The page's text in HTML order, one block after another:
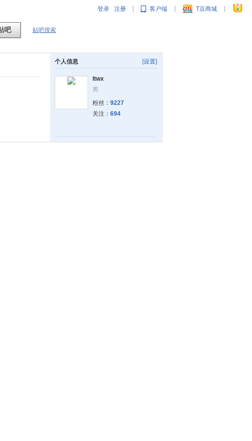
登录 注册 | 客户端 | T豆商城 |
贴吧搜索
[设置]
个人信息
ltwx
男
粉丝： 9227
关注： 694